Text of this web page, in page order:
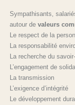
Sympathisants,
autour de valeurs
Le respect de la
La responsabilité
La recherche du
L’engagement de
La transmission
L’exigence d’intégrité
Le développement